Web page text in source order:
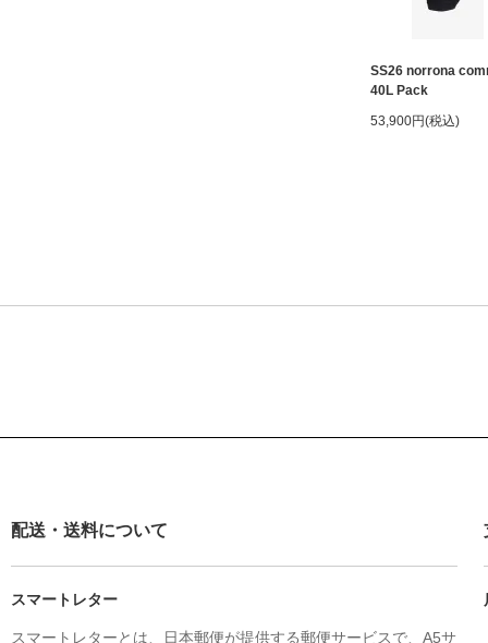
SS26 norrona
40L Pack
53,900円(税込)
配送・送料について
スマートレター
スマートレターとは、日本郵便が提供する郵便サービスで、A5サ